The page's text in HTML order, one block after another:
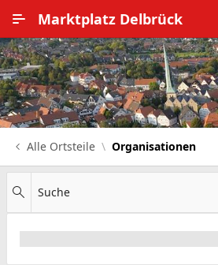
Marktplatz Delbrück
Alle Ortsteile
Impressum
Datenschutz
Alle Ortsteile Organisationen
Suche